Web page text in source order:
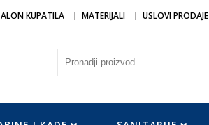
KUPATILA MATERIJALI USLOVI PRODAJE